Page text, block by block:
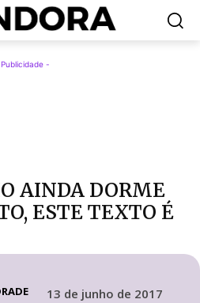
-
AINDA DORME
ESTE TEXTO É
13 de junho de 2017